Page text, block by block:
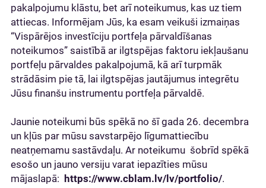
pakalpojumu klāstu, bet arī noteikumus, kas uz tiem
attiecas. Informējam Jūs, ka esam veikuši izmaiņas
“Vispārējos investīciju portfeļa pārvaldīšanas
noteikumos” saistībā ar ilgtspējas faktoru iekļaušanu
portfeļu pārvaldes pakalpojumā, kā arī turpmāk
strādāsim pie tā, lai ilgtspējas jautājumus integrētu
Jūsu finanšu instrumentu portfeļa pārvaldē.
Jaunie noteikumi būs spēkā no šī gada 26. decembra
un kļūs par mūsu savstarpējo līgumattiecību
neatņemamu sastāvdaļu. Ar noteikumu šobrīd spēkā
esošo un jauno versiju varat iepazīties mūsu
mājaslapā: https://www.cblam.lv/lv/portfolio/.